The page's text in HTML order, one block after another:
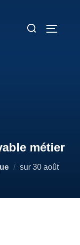
Rechercher :
métier
sur Publié
30 août